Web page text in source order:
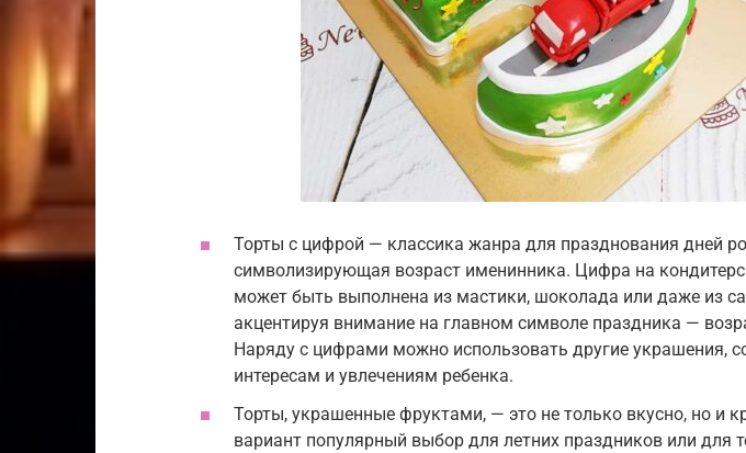
Торты с цифрой — классика жанра для празднования дней
символизирующая возраст именинника. Цифра на
может быть выполнена из мастики, шоколада или даже из
акцентируя внимание на главном символе праздника —
Наряду с цифрами можно использовать другие украшения,
интересам и увлечениям ребенка.
Торты, украшенные фруктами, — это не только вкусно, но и
вариант популярный выбор для летних праздников или для